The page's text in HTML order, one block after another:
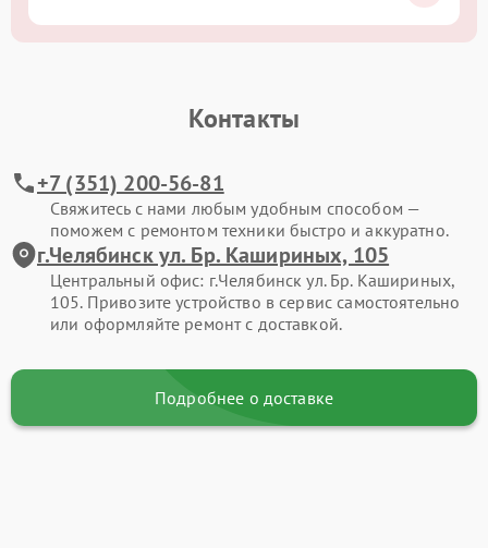
Контакты
+7 (351) 200-56-81
Свяжитесь с нами любым удобным способом —
поможем с ремонтом техники быстро и аккуратно.
г.Челябинск ул. Бр. Кашириных, 105
Центральный офис: г.Челябинск ул. Бр. Кашириных,
105. Привозите устройство в сервис самостоятельно
или оформляйте ремонт с доставкой.
Подробнее о доставке